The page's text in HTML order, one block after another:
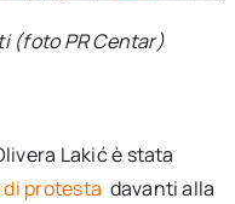
(foto PR Centar)
Lakić è stata
protesta davanti alla